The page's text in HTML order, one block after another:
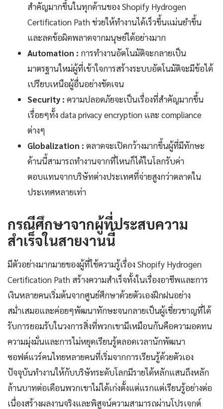
สำคัญมากขึ้นในทุกด้านของ Shopify Hydrogen
Certification Path ช่วยให้ทำงานได้เร็วขึ้นแม่นยำขึ้น
และลดข้อผิดพลาดจากมนุษย์ได้อย่างมาก
Automation : การทำงานอัตโนมัติจะกลายเป็น
มาตรฐานใหม่ผู้ที่เข้าใจการสร้างระบบอัตโนมัติจะมีข้อได้
เปรียบเหนือผู้อื่นอย่างชัดเจน
Security : ความปลอดภัยจะเป็นเรื่องที่สำคัญมากขึ้น
เรื่อยๆทั้ง data privacy encryption และ compliance
ต่างๆ
Globalization : ตลาดจะเปิดกว้างมากขึ้นผู้ที่มีทักษะ
ด้านนี้สามารถทำงานจากที่ไหนก็ได้ในโลกรับค่า
ตอบแทนจากบริษัทต่างประเทศที่จ่ายสูงกว่าตลาดใน
ประเทศหลายเท่า
กรณีศึกษาจากผู้ที่ประสบความ
สำเร็จในสายงานนี้
มีตัวอย่างมากมายของผู้ที่ใช้ความรู้เรื่อง Shopify Hydrogen
Certification Path สร้างความสำเร็จทั้งในเรื่องอาชีพและการ
เงินหลายคนเริ่มต้นจากศูนย์ศึกษาด้วยตัวเองฝึกฝนอย่าง
สม่ำเสมอและค่อยๆพัฒนาทักษะจนกลายเป็นผู้เชี่ยวชาญที่ได้
รับการยอมรับในวงการสิ่งที่พวกเขามีเหมือนกันคือความอดทน
ความมุ่งมั่นและการไม่หยุดเรียนรู้ตลอดเวลานักพัฒนา
ซอฟต์แวร์คนไทยหลายคนที่เริ่มจากการเรียนรู้ด้วยตัวเอง
ปัจจุบันทำงานให้กับบริษัทระดับโลกมีรายได้หลักแสนถึงหลัก
ล้านบาทต่อเดือนพวกเขาไม่ได้เก่งตั้งแต่แรกแต่เรียนรู้อย่างต่อ
เนื่องสร้างผลงานจริงและพิสูจน์ความสามารถผ่านโปรเจกต์